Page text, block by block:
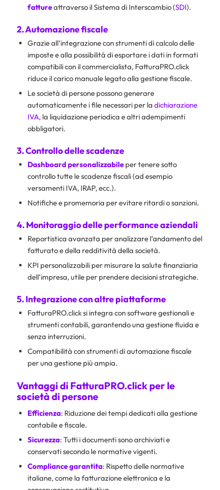
fattureattraverso il Sistema di Interscambio (SDI).
2.Automazione fiscale
Grazie all’integrazione con strumenti di calcolo delle
imposte e alla possibilità di esportare i dati in formati
compatibili con il commercialista, FatturaPRO.click
riduce il carico manuale legato alla gestione fiscale.
Le società di persone possono generare
automaticamente i file necessari per la dichiarazione
IVA, la liquidazione periodica e altri adempimenti
obbligatori.
3. Controllo delle scadenze
Dashboard personalizzabileper tenere sotto
controllo tutte le scadenze fiscali (ad esempio
versamenti IVA, IRAP, ecc.).
Notifiche e promemoria per evitare ritardi o sanzioni.
4. Monitoraggio delle performance aziendali
Reportistica avanzata per analizzare l’andamento del
fatturato e della redditività della società.
KPI personalizzabili per misurare la salute finanziaria
dell’impresa, utile per prendere decisioni strategiche.
5. Integrazione con altre piattaforme
FatturaPRO.click si integra con software gestionali e
strumenti contabili, garantendo una gestione fluida e
senza interruzioni.
Compatibilità con strumenti di automazione fiscale
per una gestione più ampia.
Vantaggi di FatturaPRO.click per le
società di persone
Efficienza: Riduzione dei tempi dedicati alla gestione
contabile e fiscale.
Sicurezza: Tutti i documenti sono archiviati e
conservati secondo le normative vigenti.
Compliance garantita: Rispetto delle normative
italiane, come la fatturazione elettronica e la